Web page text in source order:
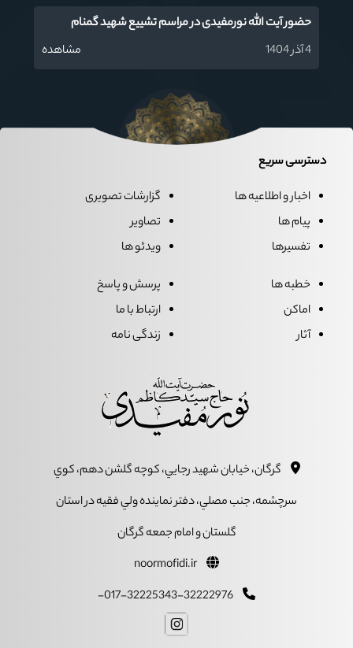
حضور آیت الله نورمفیدی در مراسم تشییع شهید گمنام
4 آذر 1404
مشاهده
دسترسی سریع
اخبار و اطلاعیه ها
پیام ها
تفسیرها
گزارشات تصویری
تصاویر
ویدئو ها
خطبه ها
اماکن
آثار
پرسش و پاسخ
ارتباط با ما
زندگی نامه
گرگان، خيابان شهيد رجايي، کوچه گلشن دهم، کوي
سرچشمه، جنب مصلي، دفتر نماينده ولي فقيه در استان
گلستان و امام جمعه گرگان